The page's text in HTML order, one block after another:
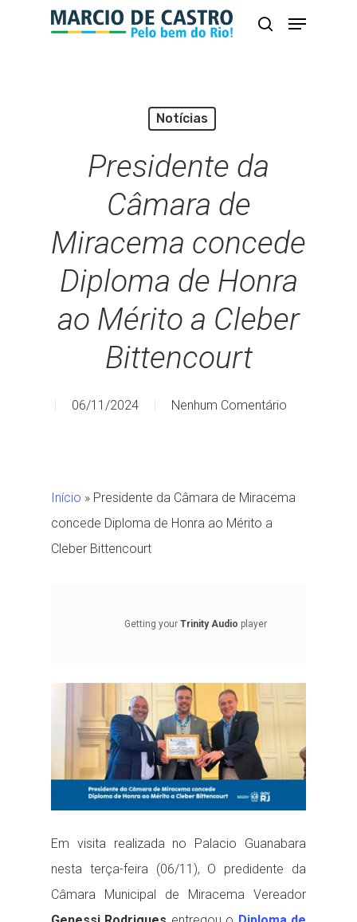
busca
Menu
Notícias
Presidente da
Câmara de
Miracema concede
Diploma de Honra
ao Mérito a Cleber
Bittencourt
06/11/2024 Nenhum Comentário
Início » Presidente da Câmara de Miracema
concede Diploma de Honra ao Mérito a
Cleber Bittencourt
Getting your Trinity Audio player
Em visita realizada no Palacio Guanabara
nesta terça-feira (06/11), O predidente da
Câmara Municipal de Miracema Vereador